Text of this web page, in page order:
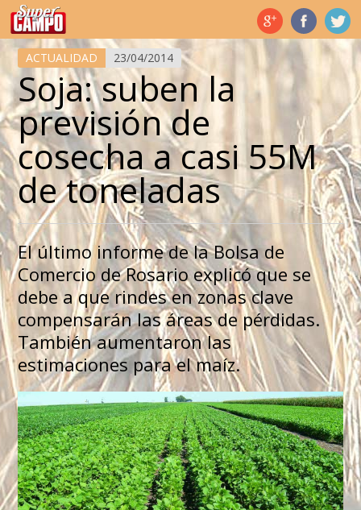
Temas de hoy
ACTUALIDAD 23/04/2014
Soja: suben la
previsión de
cosecha a casi 55M
de toneladas
El último informe de la Bolsa de
Comercio de Rosario explicó que se
debe a que rindes en zonas clave
compensarán las áreas de pérdidas.
También aumentaron las
estimaciones para el maíz.